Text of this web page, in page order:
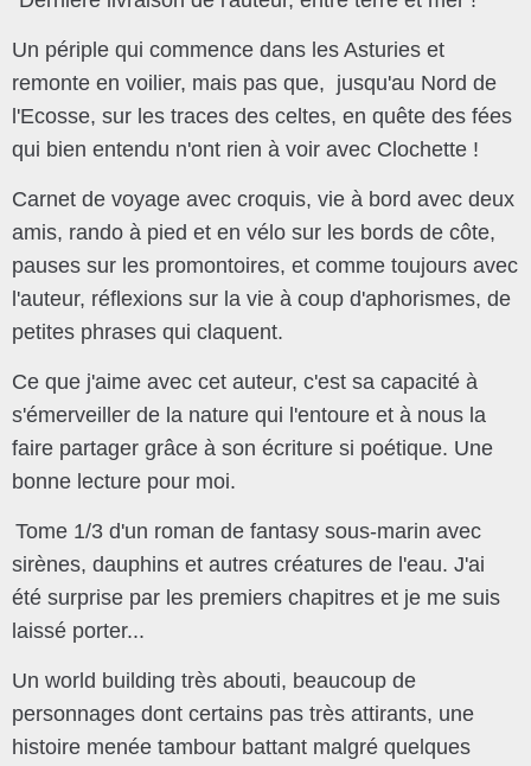
Un périple qui commence dans les Asturies et
remonte en voilier, mais pas que, jusqu'au Nord de
l'Ecosse, sur les traces des celtes, en quête des fées
qui bien entendu n'ont rien à voir avec Clochette !
Carnet de voyage avec croquis, vie à bord avec deux
amis, rando à pied et en vélo sur les bords de côte,
pauses sur les promontoires, et comme toujours avec
l'auteur, réflexions sur la vie à coup d'aphorismes, de
petites phrases qui claquent.
Ce que j'aime avec cet auteur, c'est sa capacité à
s'émerveiller de la nature qui l'entoure et à nous la
faire partager grâce à son écriture si poétique. Une
bonne lecture pour moi.
Tome 1/3 d'un roman de fantasy sous-marin avec
sirènes, dauphins et autres créatures de l'eau. J'ai
été surprise par les premiers chapitres et je me suis
laissé porter...
Un world building très abouti, beaucoup de
personnages dont certains pas très attirants, une
histoire menée tambour battant malgré quelques